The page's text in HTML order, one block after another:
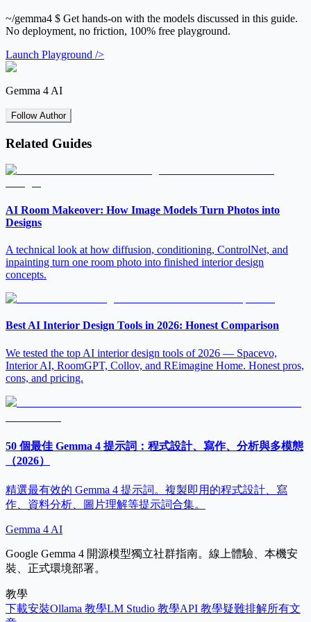
~/gemma4 $ Get hands-on with the models discussed in this guide.
No deployment, no friction, 100% free playground.
Launch Playground />
Gemma 4 AI
Follow Author
Related Guides
AI Room Makeover: How Image Models Turn Photos into
Designs
A technical look at how diffusion, conditioning, ControlNet, and
inpainting turn one room photo into finished interior design
concepts.
Best AI Interior Design Tools in 2026: Honest Comparison
We tested the top AI interior design tools of 2026 — Spacevo,
Interior AI, RoomGPT, Collov, and REimagine Home. Honest pros,
cons, and pricing.
50 個最佳 Gemma 4 提示詞：程式設計、寫作、分析與多模態
（2026）
精選最有效的 Gemma 4 提示詞。複製即用的程式設計、寫
作、資料分析、圖片理解等提示詞合集。
Gemma 4 AI
Google Gemma 4 開源模型獨立社群指南。線上體驗、本機安
裝、正式環境部署。
教學
下載安裝Ollama 教學LM Studio 教學API 教學疑難排解所有文